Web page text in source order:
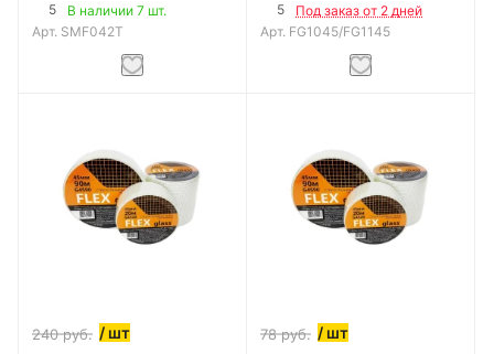
5
В наличии 7 шт.
Арт. SMF042T
5
Под заказ от 2 дней
Арт. FG1045/FG1145
240руб. / шт
78руб. / шт